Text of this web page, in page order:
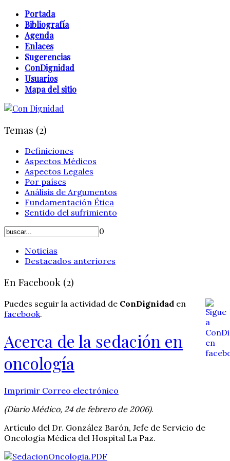
Portada
Bibliografía
Agenda
Enlaces
Sugerencias
ConDignidad
Usuarios
Mapa del sitio
Temas (2)
Definiciones
Aspectos Médicos
Aspectos Legales
Por países
Análisis de Argumentos
Fundamentación Ética
Sentido del sufrimiento
0
Noticias
Destacados anteriores
En Facebook (2)
Puedes seguir la actividad de ConDignidad en
facebook.
Acerca de la sedación en
oncología
Imprimir Correo electrónico
(Diario Médico, 24 de febrero de 2006).
Artículo del Dr. González Barón, Jefe de Servicio de
Oncología Médica del Hospital La Paz.